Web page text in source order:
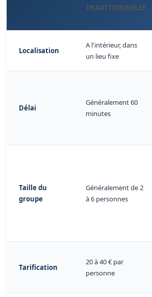
TRADITIONNELLE
Localisation
A l'intérieur, dans
un lieu fixe
Délai
Généralement 60
minutes
Taille du
groupe
Généralement de 2
à 6 personnes
Tarification
20 à 40 € par
personne